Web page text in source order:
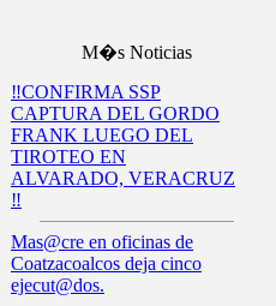
M�s Noticias
‼️CONFIRMA SSP
CAPTURA DEL GORDO
FRANK LUEGO DEL
TIROTEO EN
ALVARADO, VERACRUZ
‼️
Mas@cre en oficinas de
Coatzacoalcos deja cinco
ejecut@dos.